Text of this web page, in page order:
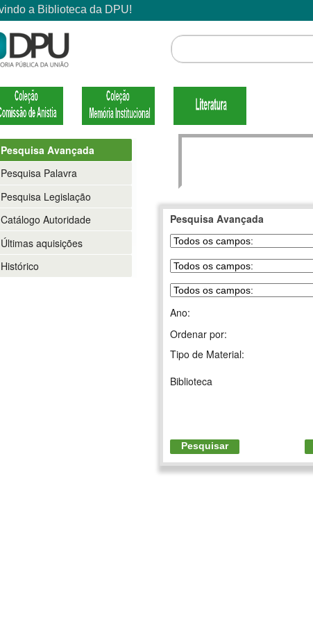
Pesquisa Avançada
Pesquisa Palavra
Pesquisa Legislação
Catálogo Autoridade
Últimas aquisições
Histórico
Pesquisa Avançada
Ano:
Ordenar por:
Tipo de Material:
Biblioteca
Pesquisar